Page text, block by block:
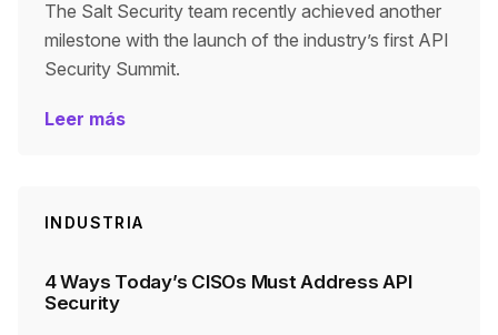
The Salt Security team recently achieved another
milestone with the launch of the industry’s first API
Security Summit.
Leer más
INDUSTRIA
4 Ways Today’s CISOs Must Address API
Security